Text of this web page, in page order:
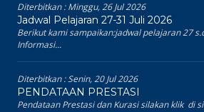
Diterbitkan :Minggu, 26 Jul 2026
Jadwal Pelajaran 27-31 Juli 2026
Berikut kami sampaikan:jadwal pelajaran 27
Informasi...
Diterbitkan :Senin, 20 Jul 2026
PENDATAAN PRESTASI
Pendataan Prestasi dan Kurasi silakan klik di